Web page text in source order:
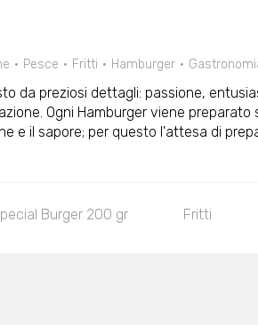
Pesce Fritti Hamburger
da preziosi dettagli: passione,
Ogni Hamburger viene preparato
e il sapore; per questo l'attesa di
Burger 200 gr Fritti